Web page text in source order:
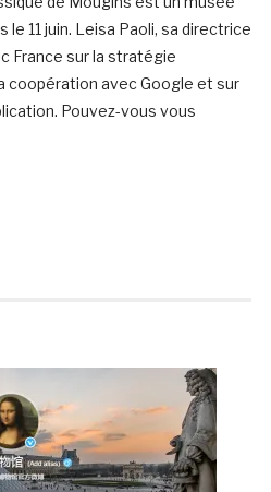
11 juin. Leisa Paoli, sa directrice
France sur la stratégie
coopération avec Google et sur
Pouvez-vous vous